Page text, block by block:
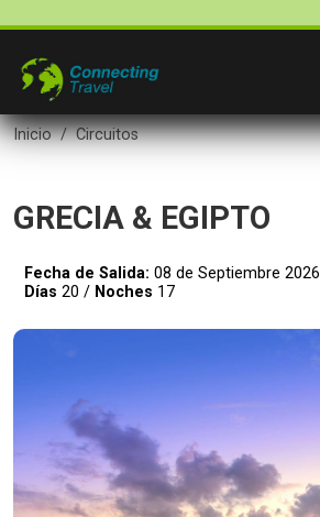
Inicio Circuitos
GRECIA & EGIPTO
Fecha de Salida: 08 de Septiembre 2026
Días 20 / Noches 17